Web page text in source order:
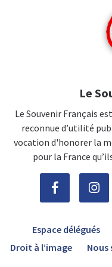
Le
Le Souvenir Français
reconnue d’utilité
vocation d'honorer la
pour la France
Espace délégués
Droit à l’image